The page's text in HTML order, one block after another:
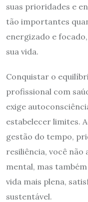
suas prioridades e
tão importantes
energizado e
sua vida.
Conquistar o
profissional com
exige
estabelecer limites.
gestão do tempo,
resiliência, você não
mental, mas
vida mais plena,
sustentável.